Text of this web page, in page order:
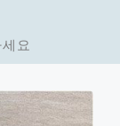
요